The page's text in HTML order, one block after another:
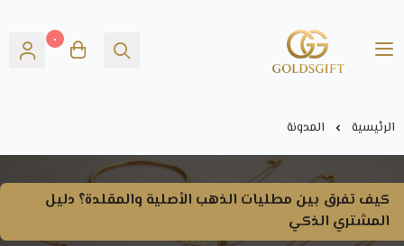
Gold's GIFT
٠
الرئيسية المدونة
كيف تفرق بين مطليات الذهب الأصلية والمقلدة؟ دليل
المشتري الذكي